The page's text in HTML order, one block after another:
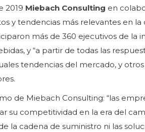
2019 Miebach Consulting en
y tendencias más relevantes en la
más de 360 ejecutivos de la
y “a partir de todas las
tendencias del mercado, y
de Miebach Consulting: “las
su competitividad en la era del
la cadena de suministro ni las